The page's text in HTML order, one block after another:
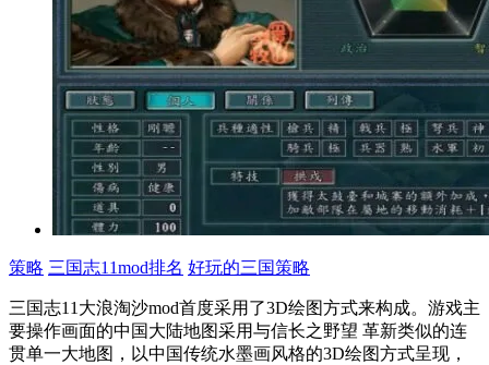
策略 三国志11mod排名 好玩的三国策略
三国志11大浪淘沙mod首度采用了3D绘图方式来构成。游戏主
要操作画面的中国大陆地图采用与信长之野望 革新类似的连
贯单一大地图，以中国传统水墨画风格的3D绘图方式呈现，